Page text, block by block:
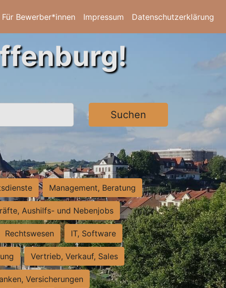
Für Bewerber*innen Impressum Datenschutzerklärung
Suchen
Management, Beratung
Aushilfs- und Nebenjobs
Rechtswesen IT, Software
Vertrieb, Verkauf, Sales
Versicherungen